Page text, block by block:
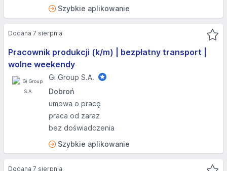
Szybkie aplikowanie
Pracownik produkcji (k/m) | bezpłatny transport |
wolne weekendy
Gi Group S.A.
Dobroń
umowa o pracę
praca od zaraz
bez doświadczenia
Szybkie aplikowanie
Dodana 7 sierpnia
Dodana 7 sierpnia